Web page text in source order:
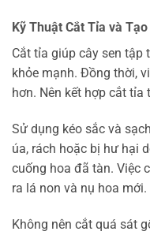
Kỹ Thuật Cắt Tỉa và
Cắt tỉa giúp cây sen tập
khỏe mạnh. Đồng thời,
hơn. Nên kết hợp cắt
Sử dụng kéo sắc và
úa, rách hoặc bị hư hại
cuống hoa đã tàn. Việc
ra lá non và nụ hoa mới.
Không nên cắt quá sát